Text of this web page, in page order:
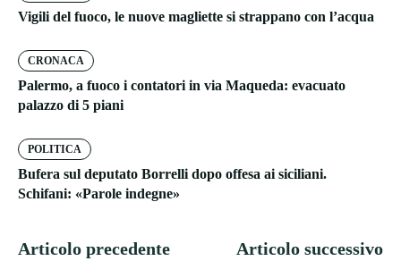
Vigili del fuoco, le nuove magliette si strappano con l’acqua
CRONACA
Palermo, a fuoco i contatori in via Maqueda: evacuato
palazzo di 5 piani
POLITICA
Bufera sul deputato Borrelli dopo offesa ai siciliani.
Schifani: «Parole indegne»
Articolo precedente Articolo successivo